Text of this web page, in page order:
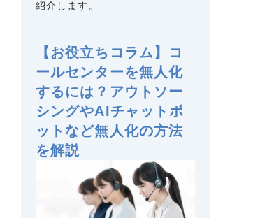
紹介します。
【お役立ちコラム】コ
ールセンターを無人化
するには？アウトソー
シングやAIチャットボ
ットなど無人化の方法
を解説